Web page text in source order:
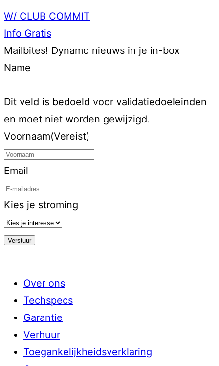
W/ CLUB COMMIT
Info Gratis
Mailbites! Dynamo nieuws in je in-box
Name
Dit veld is bedoeld voor validatiedoeleinden
en moet niet worden gewijzigd.
Voornaam(Vereist)
Email
Kies je stroming
Over ons
Techspecs
Garantie
Verhuur
Toegankelijkheidsverklaring